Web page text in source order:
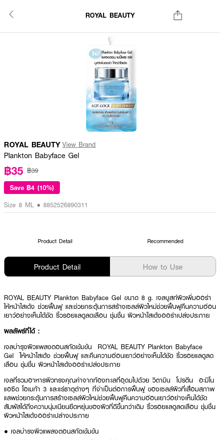
ROYAL BEAUTY
ROYAL BEAUTY View Brand
Plankton Babyface Gel
฿35 ฿39
Save ฿4 (10%)
Size 8 ML • 8852526890311
Product Detail Recommended
Product Detail How to Use
ROYAL BEAUTY Plankton Babyface Gel ขนาด 8 g. เจลบูสท์ผิวเพิ่มออร่า
ให้หน้าใสเด้ง ช่วยฟื้นฟู และช่วยกระตุ้นการสร้างเซลล์ผิวใหม่ช่วยฟื้นฟูคืนความอ่อน
เยาว์อย่างเห็นได้ชัด ริ้วรอยแลดูลดเลือน ชุ่มชื่น ผิวหน้าใสเด้งออร่าเปล่งประกาย
ผลลัพธ์ที่ได้ :
เจลบำรุงผิวแพลงตอนสกัดเข้มข้น ROYAL BEAUTY Plankton Babyface
Gel ให้หน้าใสเด้ง ช่วยฟื้นฟู และคืนความอ่อนเยาว์อย่างเห็นได้ชัด ริ้วรอยแลดูลด
เลือน ชุ่มชื่น ผิวหน้าใสเด้งออร่าเปล่งประกาย
เจลที่รวมอาหารผิวทรงคุณค่าจากท้องทะเลที่อุดมไปด้วย วิตามิน โปรตีน อะมิโน
แอซิด โอเมก้า 3 และแร่ธาตุต่างๆ ที่จำเป็นต่อการฟื้นฟู ของเซลล์ผิวที่เสื่อมสภาพ
แลพช่วยกระตุ้นการสร้างเซลล์ผิวใหม่ช่วยฟื้นฟูคืนความอ่อนเยาว์อย่างเห็นได้ชัด
สัมผัสได้ถึงความนุ่มเนียนยืดหยุ่นของผิวที่ดีขึ้นกว่าเดิม ริ้วรอยแลดูลดเลือน ชุ่มชื่น
ผิวหน้าใสเด้งออร่าเปล่างประกาย
● เจลบำรุงผิวแพลงตอนสกัดเข้มข้น